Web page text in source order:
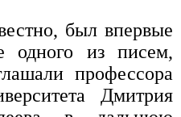
был впервые
одного из писем,
профессора
Дмитрия